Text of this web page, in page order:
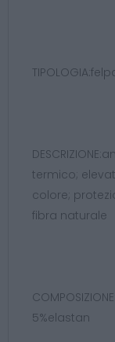
termico;
colore;
fibra naturale
5%elastan